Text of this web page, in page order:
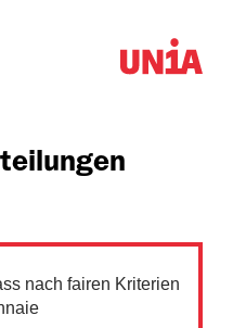
nach fairen Kriterien